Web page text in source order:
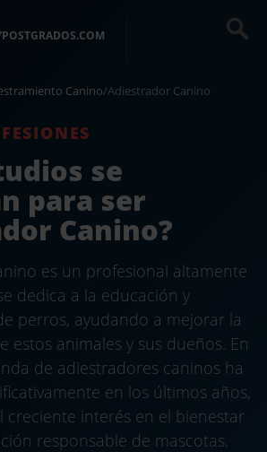
Canino/Adiestrador Canino
se
para ser
Canino?
es un profesional altamente
dedica a la educación y
perros, ayudando a mejorar la
estos animales y sus dueños. En
de adiestradores caninos ha
en los últimos años,
creciente interés en el bienestar
responsable de mascotas.